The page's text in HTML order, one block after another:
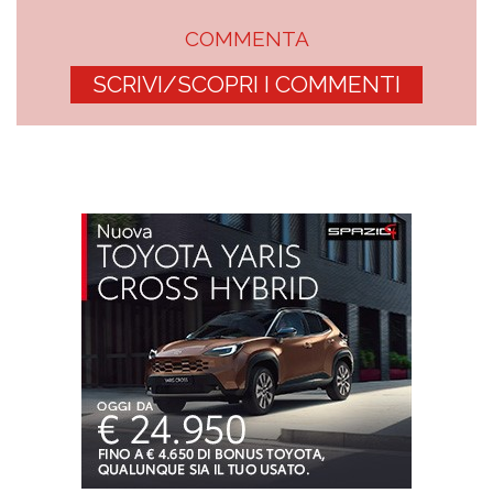
COMMENTA
SCRIVI/SCOPRI I COMMENTI